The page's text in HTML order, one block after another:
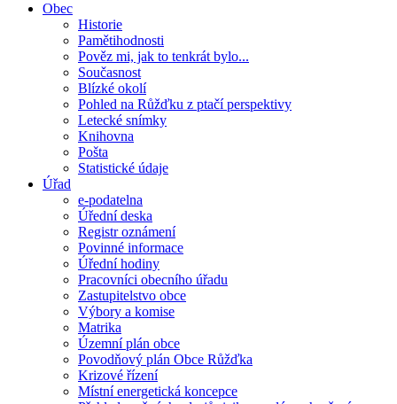
Obec
Historie
Pamětihodnosti
Pověz mi, jak to tenkrát bylo...
Současnost
Blízké okolí
Pohled na Růžďku z ptačí perspektivy
Letecké snímky
Knihovna
Pošta
Statistické údaje
Úřad
e-podatelna
Úřední deska
Registr oznámení
Povinné informace
Úřední hodiny
Pracovníci obecního úřadu
Zastupitelstvo obce
Výbory a komise
Matrika
Územní plán obce
Povodňový plán Obce Růžďka
Krizové řízení
Místní energetická koncepce